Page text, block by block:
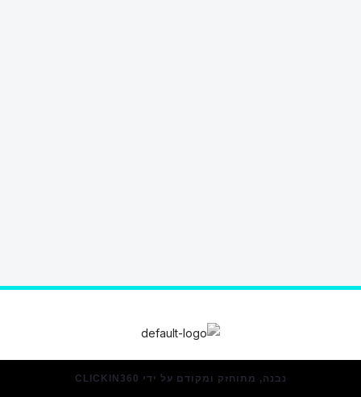
נבנה, מתוחזק ומקודם על ידי CLICKIN360